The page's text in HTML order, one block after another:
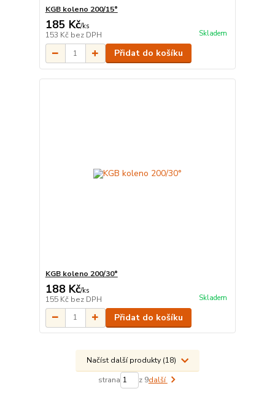
KGB koleno 200/15°
185 Kč/ks
153 Kč bez DPH Skladem
Přidat do košíku
KGB koleno 200/30°
188 Kč/ks
155 Kč bez DPH Skladem
Přidat do košíku
Načíst další produkty (18)
strana z 9další